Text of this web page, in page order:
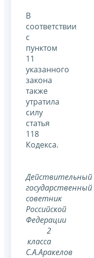
В
соответствии
с
пунктом
11
указанного
закона
также
утратила
силу
статья
118
Кодекса.
Действительный
государственный
советник
Российской
Федерации
2
класса
С.А.Аракелов